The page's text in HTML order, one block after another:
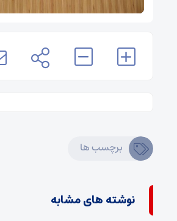
برچسب ها
نوشته های مشابه